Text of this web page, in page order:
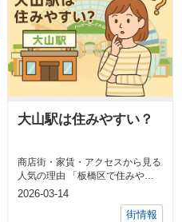
大山駅は住みやすい？
商店街・家賃・アクセスから見る
人気の理由 「板橋区で住みやす
い駅はどこ？」と調べている方の
2026-03-14
街情報